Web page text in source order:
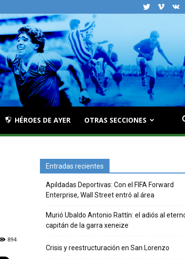
HÉROES DE AYER OTRAS SECCIONES
894
Entradas recientes
Apildadas Deportivas: Con el FIFA Forward
Enterprise, Wall Street entró al área
Murió Ubaldo Antonio Rattín: el adiós al
capitán de la garra xeneize
Crisis y reestructuración en San Lorenzo